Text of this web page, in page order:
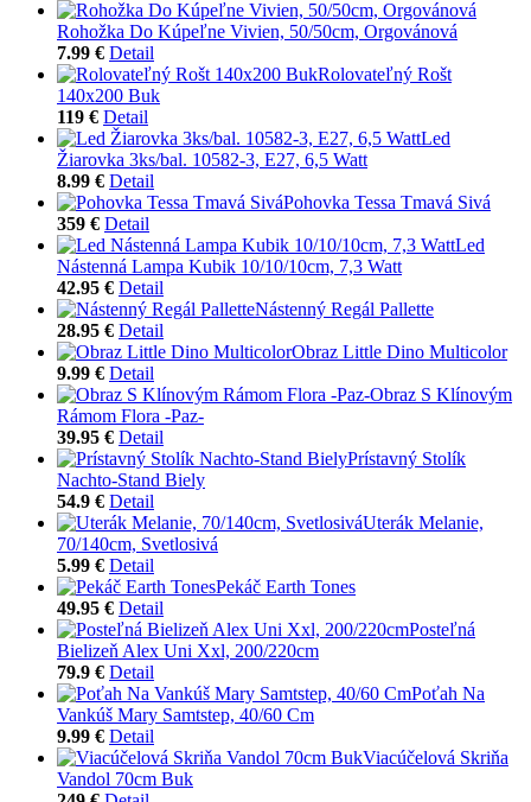
Rohožka Do Kúpeľne Vivien, 50/50cm, Orgovánová
7.99 € Detail
Rolovateľný Rošt
140x200 Buk
119 € Detail
Led
Žiarovka 3ks/bal. 10582-3, E27, 6,5 Watt
8.99 € Detail
Pohovka Tessa Tmavá Sivá
359 € Detail
Led
Nástenná Lampa Kubik 10/10/10cm, 7,3 Watt
42.95 € Detail
Nástenný Regál Pallette
28.95 € Detail
Obraz Little Dino Multicolor
9.99 € Detail
Obraz S Klínovým
Rámom Flora -Paz-
39.95 € Detail
Prístavný Stolík
Nachto-Stand Biely
54.9 € Detail
Uterák Melanie,
70/140cm, Svetlosivá
5.99 € Detail
Pekáč Earth Tones
49.95 € Detail
Posteľná
Bielizeň Alex Uni Xxl, 200/220cm
79.9 € Detail
Poťah Na
Vankúš Mary Samtstep, 40/60 Cm
9.99 € Detail
Viacúčelová Skriňa
Vandol 70cm Buk